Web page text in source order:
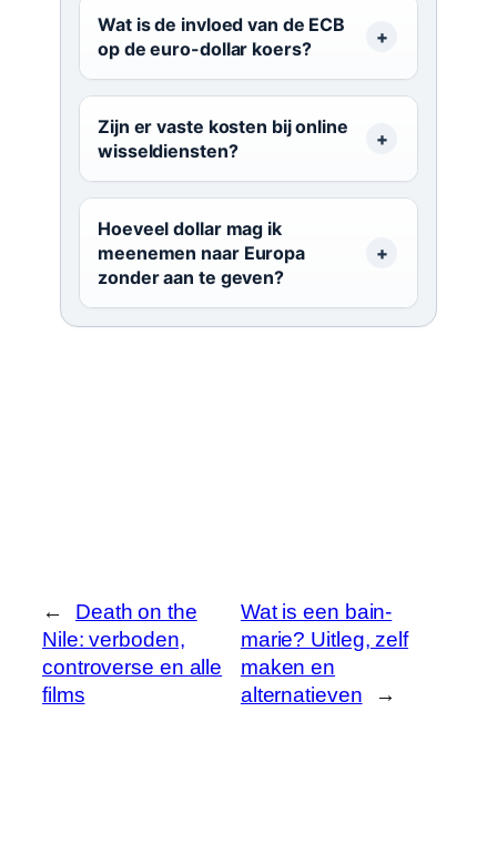
Wat is de invloed van de ECB
op de euro-dollar koers?
Zijn er vaste kosten bij online
wisseldiensten?
Hoeveel dollar mag ik
meenemen naar Europa
zonder aan te geven?
←
Death on the
Nile: verboden,
controverse en alle
films
Wat is een bain-
marie? Uitleg, zelf
maken en
alternatieven
→